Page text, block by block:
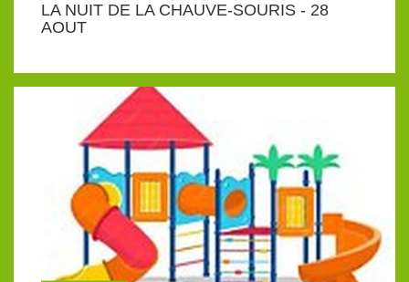
LA NUIT DE LA CHAUVE-SOURIS - 28
AOUT